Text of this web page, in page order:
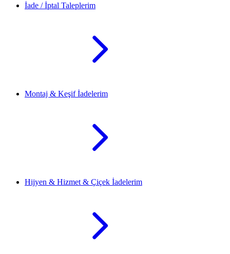
İade / İptal Taleplerim
Montaj & Keşif İadelerim
Hijyen & Hizmet & Çiçek İadelerim